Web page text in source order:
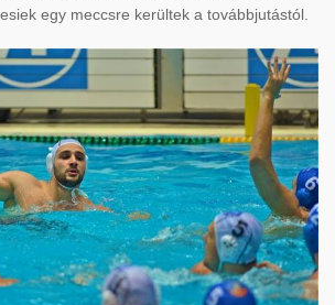
egy meccsre kerültek a továbbjutástól.